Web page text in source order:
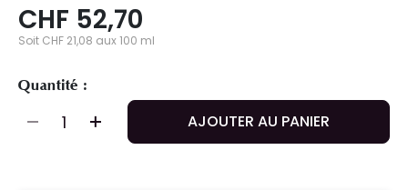
CHF 52,70
Soit CHF 21,08 aux 100 ml
Quantité :
AJOUTER AU PANIER